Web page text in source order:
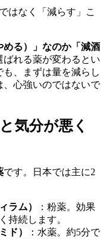
はなく「減らす」こ
める）」なのか「減酒
ばれる薬が変わるとい
、まずは量を減らし
心強いのではないで
気分が悪く
です。日本では主に2
ラム）
：粉薬。効果
持続します。
ド）
：水薬。約5分で